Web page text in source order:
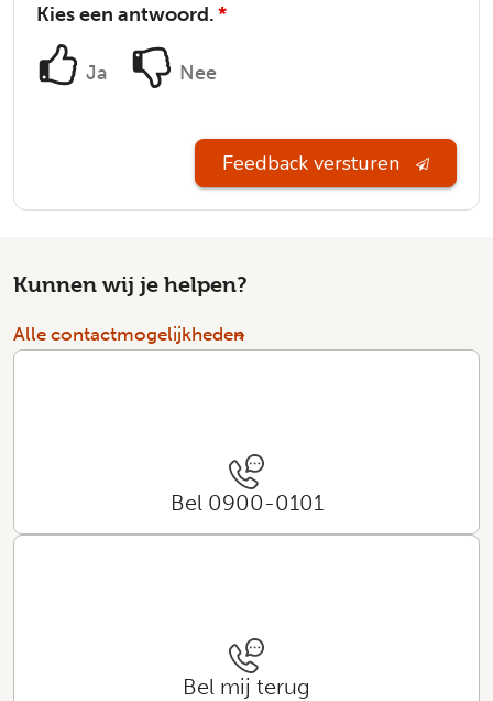
Kies een antwoord.*
Ja Nee
Feedback versturen
Kunnen wij je helpen?
Alle contactmogelijkheden
Bel 0900-0101
Bel mij terug